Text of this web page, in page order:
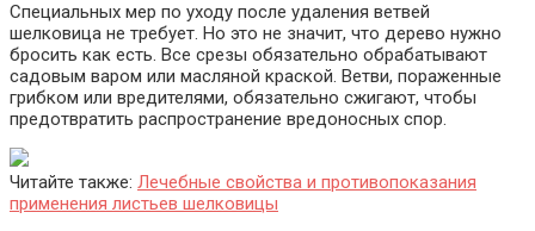
Специальных мер по уходу после удаления ветвей
шелковица не требует. Но это не значит, что дерево нужно
бросить как есть. Все срезы обязательно обрабатывают
садовым варом или масляной краской. Ветви, пораженные
грибком или вредителями, обязательно сжигают, чтобы
предотвратить распространение вредоносных спор.
Читайте также: Лечебные свойства и противопоказания
применения листьев шелковицы